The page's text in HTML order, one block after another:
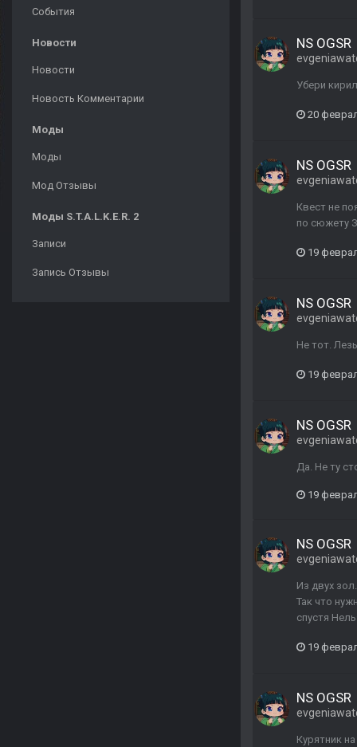
События
Новости
Новости
Новость Комментарии
Моды
Моды
Мод Отзывы
Моды S.T.A.L.K.E.R. 2
Записи
Запись Отзывы
NS OGSR
Убери
20
NS OGSR
Квест не
по сюжету
19
NS OGSR
Не тот.
19
NS OGSR
Да. Не ту
19
NS OGSR
Из двух
Так что
спустя
19
NS OGSR
Курятник